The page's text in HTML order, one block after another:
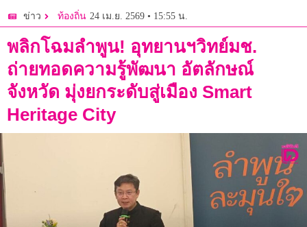
ข่าว ท้องถิ่น 24 เม.ย. 2569 • 15:55 น.
พลิกโฉมลำพูน! อุทยานฯวิทย์มช.
ถ่ายทอดความรู้พัฒนา อัตลักษณ์
จังหวัด มุ่งยกระดับสู่เมือง Smart
Heritage City